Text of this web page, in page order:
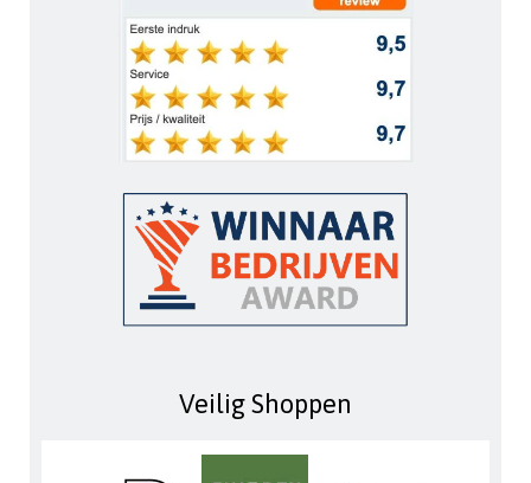
Veilig Shoppen